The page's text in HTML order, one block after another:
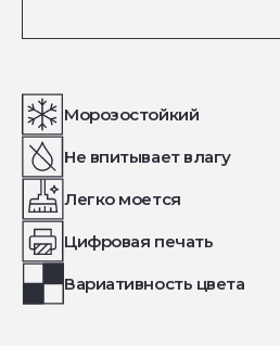
Морозостойкий
Не впитывает влагу
Легко моется
Цифровая печать
Вариативность цвета